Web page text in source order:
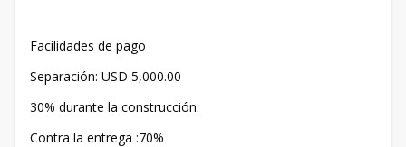
Facilidades de pago
Separación: USD 5,000.00
30% durante la construcción.
Contra la entrega :70%